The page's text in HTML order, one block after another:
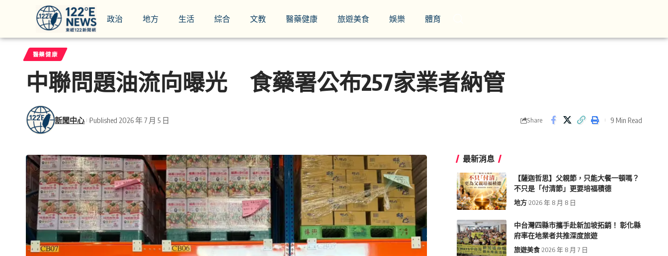
政治 地方 生活 綜合 文教 醫藥健康 旅遊美食 娛樂 體育
醫藥健康
中聯問題油流向曝光 食藥署公布257家業者納管
新聞中心 Published 2026 年 7 月 5 日 Share 9 Min Read
最新消息
【薩迦哲思】父親節，只能大餐一頓嗎？
不只是「付清節」更要培福積德
地方 2026 年 8 月 8 日
中台灣四縣市攜手赴新加坡拓銷！ 彰化縣
府率在地業者共推深度旅遊
旅遊美食 2026 年 8 月 7 日